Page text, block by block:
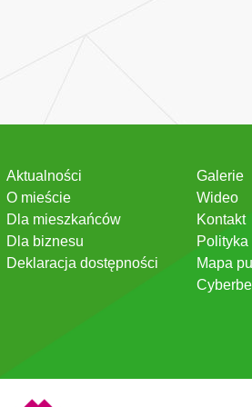
Aktualności
O mieście
Dla mieszkańców
Dla biznesu
Deklaracja dostępności
Galerie
Wideo
Kontakt
Mapa